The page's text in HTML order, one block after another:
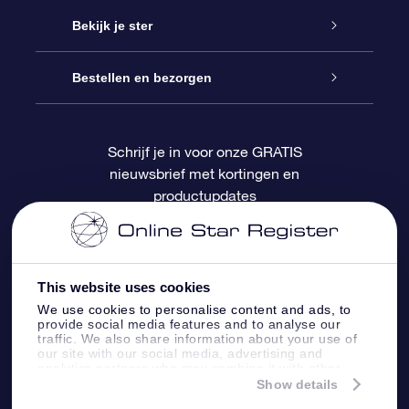
This website uses cookies
We use cookies to personalise content and ads, to
provide social media features and to analyse our
traffic. We also share information about your use of
our site with our social media, advertising and
information that you’ve provided to them or that
Show details
Contact
Blog
OSR Recensies
Online Star Gift
OSR Cadeaupakket
OSR Cadeaukaart
Relatiegeschenken
Bekijk je ster
Sterrenregister
Gepersonaliseerde sterrenpagina
One Million Stars
OSR Starsaver
Fly me to the Stars App
Bestellen en bezorgen
Betalingsinformatie
Verzendinformatie
Retourbeleid
Constellaties
Schrijf je in voor onze GRATIS
nieuwsbrief met kortingen en
productupdates